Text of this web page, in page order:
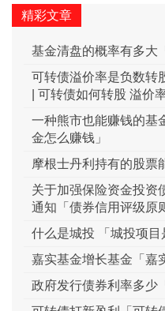
精彩文章
基金清盘的概率有多大
可转债溢价率是负数转
| 可转债如何转股 溢价
一种熊市也能赚钱的基
金怎么赚钱」
摩根士丹利持有的股票
关于加强保险资金投资
通知「债券信用评级原
什么是城投 「城投项目
嘉实基金增长基金「嘉
政府发行债券利率多少